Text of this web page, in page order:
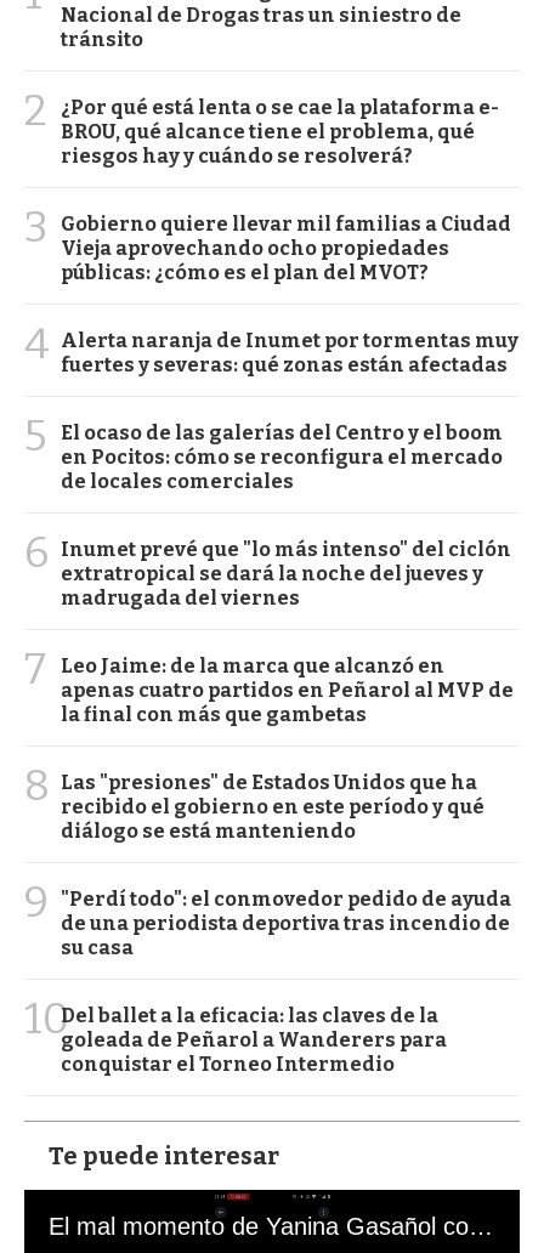
Nacional de Drogas tras un siniestro de
tránsito
2
¿Por qué está lenta o se cae la plataforma e-
BROU, qué alcance tiene el problema, qué
riesgos hay y cuándo se resolverá?
3
Gobierno quiere llevar mil familias a Ciudad
Vieja aprovechando ocho propiedades
públicas: ¿cómo es el plan del MVOT?
4 Alerta naranja de Inumet por tormentas muy
fuertes y severas: qué zonas están afectadas
5
El ocaso de las galerías del Centro y el boom
en Pocitos: cómo se reconfigura el mercado
de locales comerciales
6
Inumet prevé que "lo más intenso" del ciclón
extratropical se dará la noche del jueves y
madrugada del viernes
7
Leo Jaime: de la marca que alcanzó en
apenas cuatro partidos en Peñarol al MVP de
la final con más que gambetas
8
Las "presiones" de Estados Unidos que ha
recibido el gobierno en este período y qué
diálogo se está manteniendo
9
"Perdí todo": el conmovedor pedido de ayuda
de una periodista deportiva tras incendio de
su casa
10Del ballet a la eficacia: las claves de la
goleada de Peñarol a Wanderers para
conquistar el Torneo Intermedio
Te puede interesar
El mal momento de Yanina Gasañol con un hincha argentino en "Subrayado"